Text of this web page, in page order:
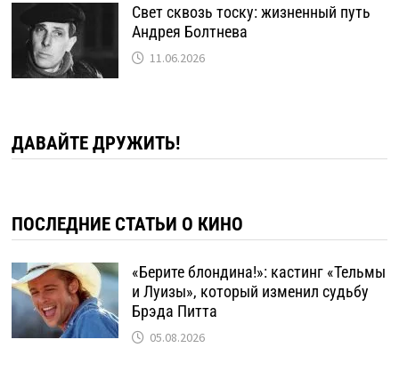
Свет сквозь тоску: жизненный путь
Андрея Болтнева
11.06.2026
ДАВАЙТЕ ДРУЖИТЬ!
ПОСЛЕДНИЕ СТАТЬИ О КИНО
«Берите блондина!»: кастинг «Тельмы
и Луизы», который изменил судьбу
Брэда Питта
05.08.2026